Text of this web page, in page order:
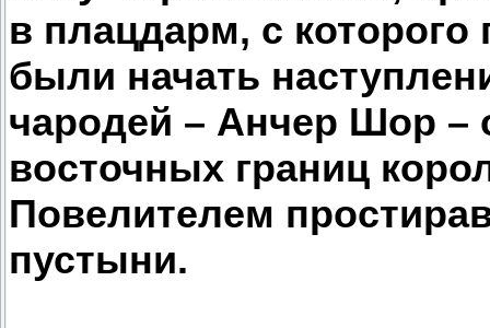
в плацдарм, с
были начать
чародей – Анчер Шор –
восточных границ
Повелителем
пустыни.